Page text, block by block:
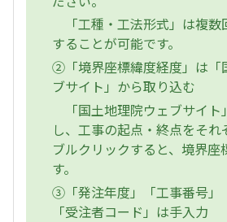
「工種・工法形式」は複数
することが可能です。
②「境界座標緯度経度」は「
ブサイト」から取り込む
「国土地理院ウェブサイト
し、工事の起点・終点をそ
ブルクリックすると、境界座
す。
③「発注年度」「工事番号」
「受注者コード」は手入力